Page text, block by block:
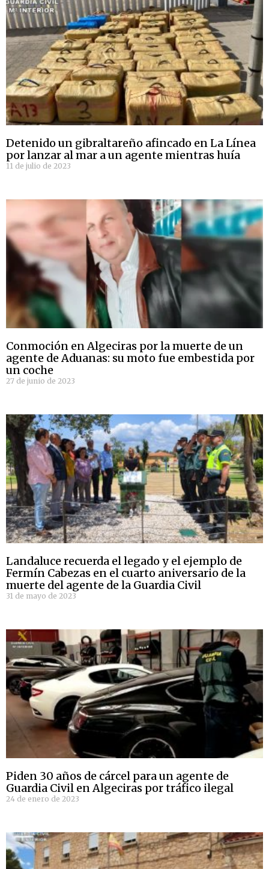
Detenido un gibraltareño afincado en La Línea
por lanzar al mar a un agente mientras huía
11 de julio de 2023
Conmoción en Algeciras por la muerte de un
agente de Aduanas: su moto fue embestida por
un coche
27 de junio de 2023
Landaluce recuerda el legado y el ejemplo de
Fermín Cabezas en el cuarto aniversario de la
muerte del agente de la Guardia Civil
31 de mayo de 2023
Piden 30 años de cárcel para un agente de
Guardia Civil en Algeciras por tráfico ilegal
24 de enero de 2023